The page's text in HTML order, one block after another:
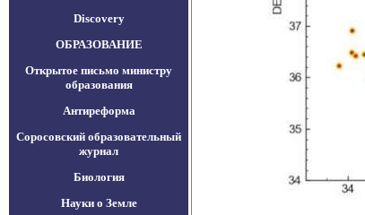
Discovery
ОБРАЗОВАНИЕ
Открытое письмо министру
образования
Антиреформа
Соросовский образовательный
журнал
Биология
Науки о Земле